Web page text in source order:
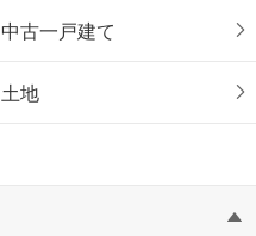
中古一戸建て
土地